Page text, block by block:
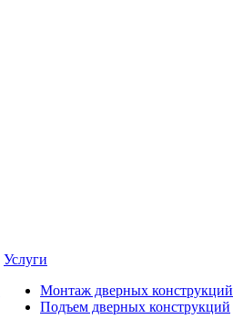
Услуги
Монтаж дверных конструкций
Подъем дверных конструкций